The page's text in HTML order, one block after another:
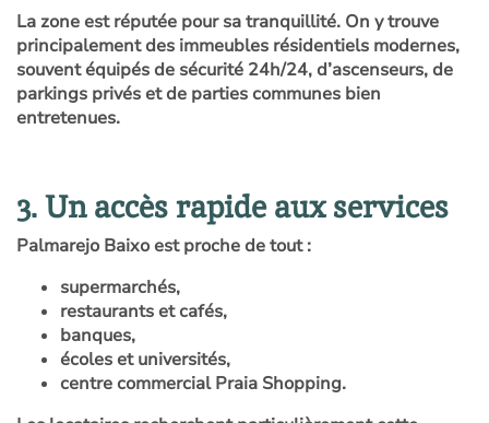
La zone est réputée pour sa tranquillité. On y trouve
principalement des immeubles résidentiels modernes,
souvent équipés de sécurité 24h/24, d’ascenseurs, de
parkings privés et de parties communes bien
entretenues.
3. Un accès rapide aux services
Palmarejo Baixo est proche de tout :
supermarchés,
restaurants et cafés,
banques,
écoles et universités,
centre commercial Praia Shopping.